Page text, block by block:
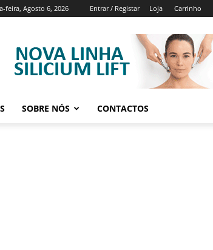
feira, Agosto 6, 2026 Entrar / Registar Loja Carrinho
SOBRE NÓS CONTACTOS